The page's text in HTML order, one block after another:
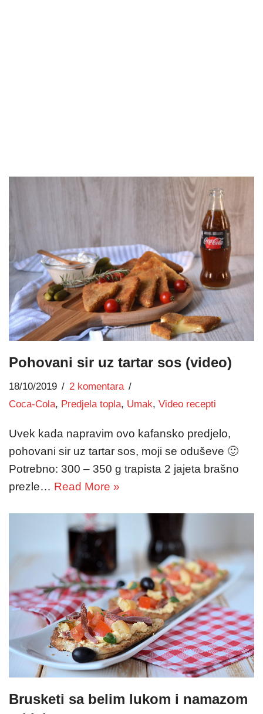
Pohovani sir uz tartar sos (video)
18/10/2019
2 komentara
Coca-Cola, Predjela topla, Umak, Video recepti
Uvek kada napravim ovo kafansko predjelo,
pohovani sir uz tartar sos, moji se oduševe 🙂
Potrebno: 300 – 350 g trapista 2 jajeta brašno
prezle… Read More »
Brusketi sa belim lukom i namazom